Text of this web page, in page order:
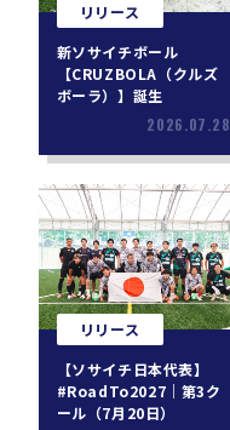
リリース
新ソサイチボール
【CRUZBOLA（クルズ
ボーラ）】誕生
2026.07.28
リリース
【ソサイチ日本代表】
#RoadTo2027｜第3ク
ール（7月20日）